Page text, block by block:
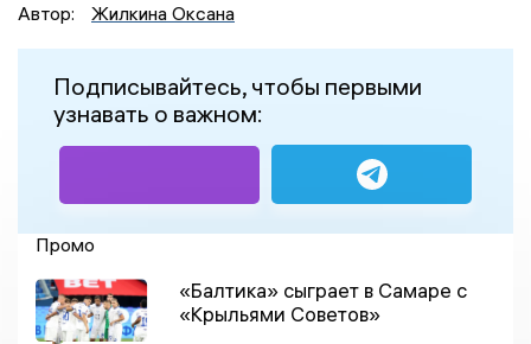
Автор: Жилкина Оксана
Подписывайтесь, чтобы первыми
узнавать о важном:
Промо
«Балтика» сыграет в Самаре с
«Крыльями Советов»